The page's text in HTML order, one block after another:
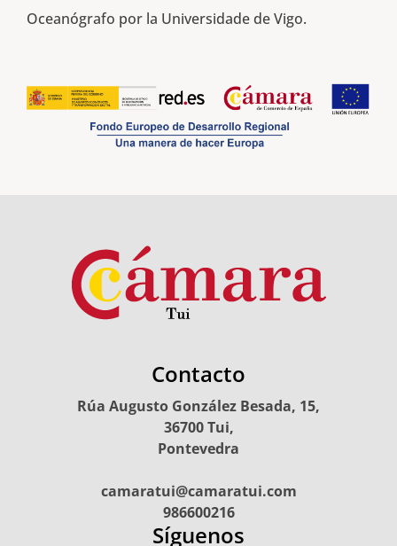
Oceanógrafo por la Universidade de Vigo.
Contacto
Rúa Augusto González Besada, 15,
36700 Tui,
Pontevedra
camaratui@camaratui.com
986600216
Síguenos